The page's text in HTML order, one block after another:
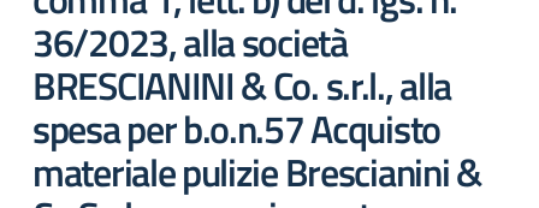
36/2023, alla società
BRESCIANINI & Co. s.r.l., alla
spesa per b.o.n.57 Acquisto
materiale pulizie Brescianini &